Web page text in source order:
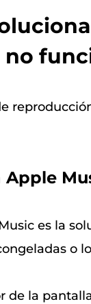
Apple
es la
o
de la